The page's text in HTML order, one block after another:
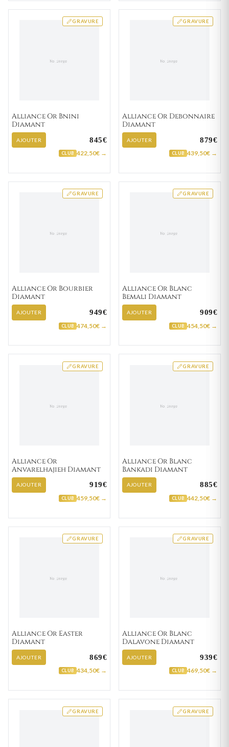
GRAVURE
Alliance Or Bnini
Diamant
AJOUTER 845€
CLUB 422,50€ →
GRAVURE
Alliance Or Debonnaire
Diamant
AJOUTER 879€
CLUB 439,50€ →
GRAVURE
Alliance Or Bourbier
Diamant
AJOUTER 949€
CLUB 474,50€ →
GRAVURE
Alliance Or Blanc
Bemali Diamant
AJOUTER 909€
CLUB 454,50€ →
GRAVURE
Alliance Or
Anvarelhajieh Diamant
AJOUTER 919€
CLUB 459,50€ →
GRAVURE
Alliance Or Blanc
Bankadi Diamant
AJOUTER 885€
CLUB 442,50€ →
GRAVURE
Alliance Or Easter
Diamant
AJOUTER 869€
CLUB 434,50€ →
GRAVURE
Alliance Or Blanc
Dalavone Diamant
AJOUTER 939€
CLUB 469,50€ →
GRAVURE GRAVURE